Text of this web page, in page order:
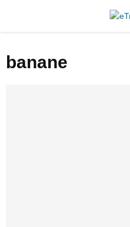
R
banane